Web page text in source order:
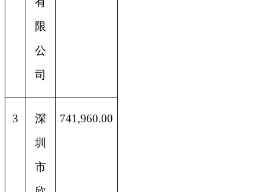
限
公
司
3
深
圳
市
741,960.00